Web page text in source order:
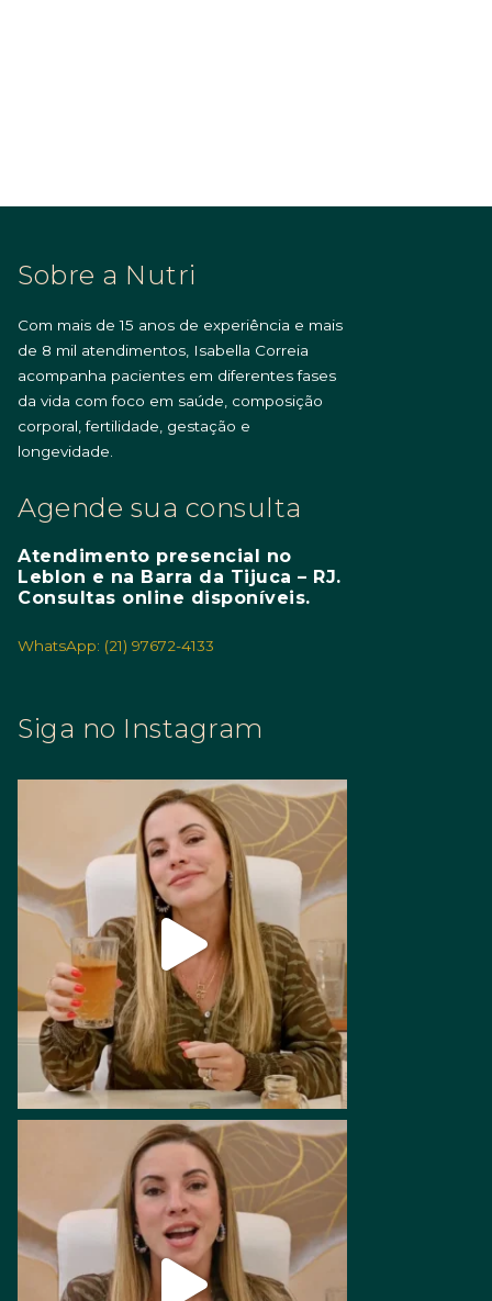
Sobre a Nutri
Com mais de 15 anos de experiência e mais
de 8 mil atendimentos, Isabella Correia
acompanha pacientes em diferentes fases
da vida com foco em saúde, composição
corporal, fertilidade, gestação e
longevidade.
Agende sua consulta
Atendimento presencial no
Leblon e na Barra da Tijuca – RJ.
Consultas online disponíveis.
WhatsApp: (21) 97672-4133
Siga no Instagram